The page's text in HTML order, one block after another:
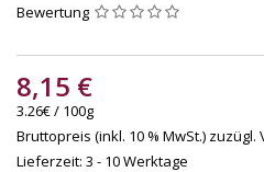
Bewertung
8,15 €
3.26€ / 100g
Bruttopreis (inkl. 10 % MwSt.) zuzügl.
Lieferzeit: 3 - 10 Werktage